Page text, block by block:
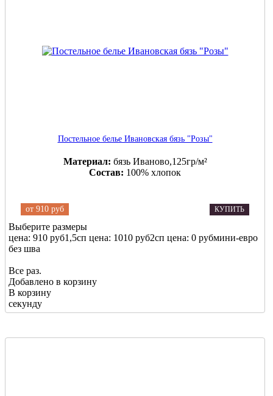
Постельное белье Ивановская бязь "Розы"
Материал: бязь Иваново,125гр/м²
Состав: 100% хлопок
от 910 руб КУПИТЬ
Выберите размеры
цена: 910 руб1,5сп цена: 1010 руб2сп цена: 0 рубмини-евро
без шва
Все раз.
Добавлено в корзину
В корзину
секунду